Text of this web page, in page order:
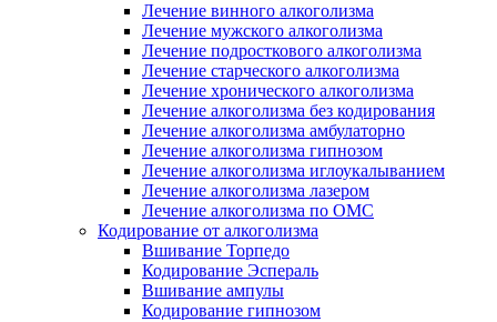
Лечение винного алкоголизма
Лечение мужского алкоголизма
Лечение подросткового алкоголизма
Лечение старческого алкоголизма
Лечение хронического алкоголизма
Лечение алкоголизма без кодирования
Лечение алкоголизма амбулаторно
Лечение алкоголизма гипнозом
Лечение алкоголизма иглоукалыванием
Лечение алкоголизма лазером
Лечение алкоголизма по ОМС
Кодирование от алкоголизма
Вшивание Торпедо
Кодирование Эспераль
Вшивание ампулы
Кодирование гипнозом